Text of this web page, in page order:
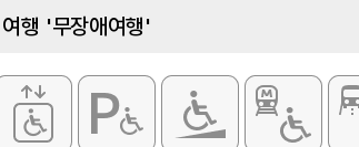
행 '무장애여행'